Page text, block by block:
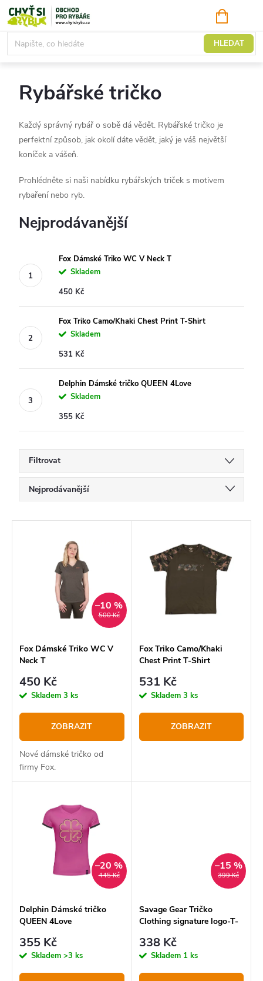
Přejít
na
obsah
HLEDAT
KOŠÍK
Rybářské oblečení a obuv
Rybářské tričko
Každý správný rybář o sobě dá vědět. Rybářské tričko je
perfektní způsob, jak okolí dáte vědět, jaký je váš největší
koníček a vášeň.
Prohlédněte si naši nabídku rybářských triček s motivem
rybaření nebo ryb.
Nejprodávanější
Fox Dámské Triko WC V Neck T
Skladem
450 Kč
Fox Triko Camo/Khaki Chest Print T-Shirt
Skladem
531 Kč
Delphin Dámské tričko QUEEN 4Love
Skladem
355 Kč
Filtrovat
a
z
o
d
u
ů
Nejprodávanější
Nejdražší
Abecedně
r
o
d
u
t
ů
500 Kč
–10 %
Fox Dámské Triko WC V
Neck T
450 Kč
Skladem 3 ks
ZOBRAZIT
Nové dámské tričko od
firmy Fox.
Fox Triko Camo/Khaki
Chest Print T-Shirt
531 Kč
Skladem 3 ks
ZOBRAZIT
445 Kč
–20 %
Delphin Dámské tričko
QUEEN 4Love
355 Kč
Skladem >3 ks
399 Kč
–15 %
Savage Gear Tričko
Clothing signature logo-T-
338 Kč
Skladem 1 ks